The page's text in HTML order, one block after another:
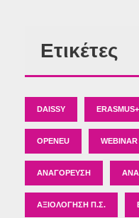
Ετικέτες
DAISSY ERASMUS+
OPENEU WEBINAR
ΑΝΑΓΌΡΕΥΣΗ
ΑΞΙΟΛΌΓΗΣΗ Π.Σ.